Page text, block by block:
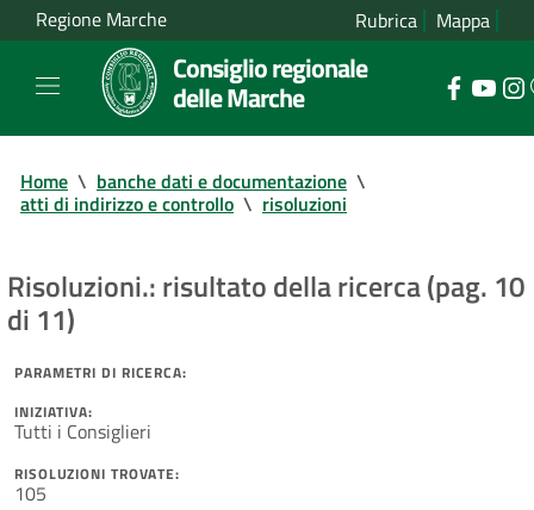
Regione Marche Rubrica Mappa
Consiglio regionale
delle Marche
Home \ banche dati e documentazione \
atti di indirizzo e controllo \ risoluzioni
Risoluzioni.: risultato della ricerca (pag. 10
di 11)
PARAMETRI DI RICERCA:
INIZIATIVA:
Tutti i Consiglieri
RISOLUZIONI TROVATE:
105